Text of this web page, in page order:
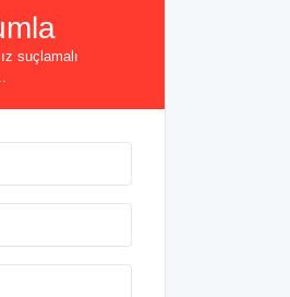
suçlamalı